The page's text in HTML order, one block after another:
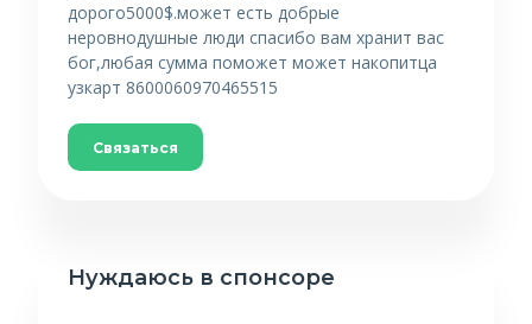
дорого5000$.может есть добрые
неровнодушные люди спасибо вам хранит вас
бог,любая сумма поможет может накопитца
узкарт 8600060970465515
Связаться
Нуждаюсь в спонсоре